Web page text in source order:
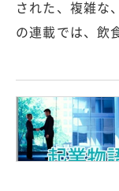
された、複雑な
の連載では、飲